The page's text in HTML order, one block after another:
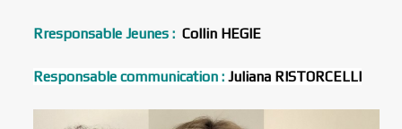
Rresponsable Jeunes : Collin HEGIE
Responsable communication : Juliana RISTORCELLI